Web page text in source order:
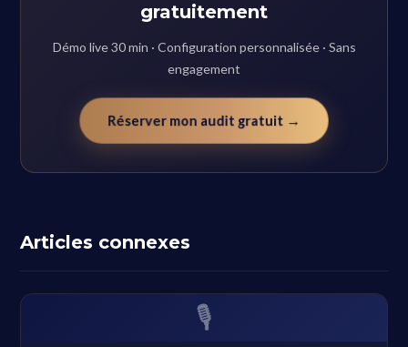
gratuitement
Démo live 30 min · Configuration personnalisée · Sans
engagement
Réserver mon audit gratuit →
Articles connexes
🎙️